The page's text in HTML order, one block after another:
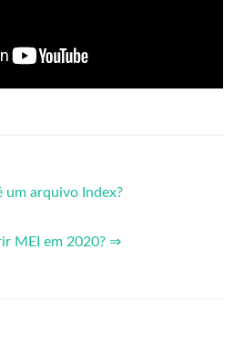
um arquivo Index?
MEI em 2020? ⇒